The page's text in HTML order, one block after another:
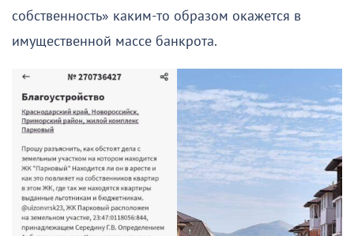
собственность» каким-то образом окажется в
имущественной массе банкрота.